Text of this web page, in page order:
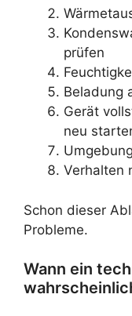
prüfen
Beladung
Gerät
neu
Verhalten
Schon dieser
Probleme.
Wann ein